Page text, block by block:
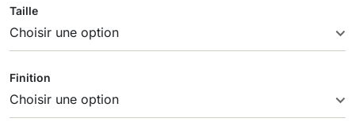
Taille
Finition